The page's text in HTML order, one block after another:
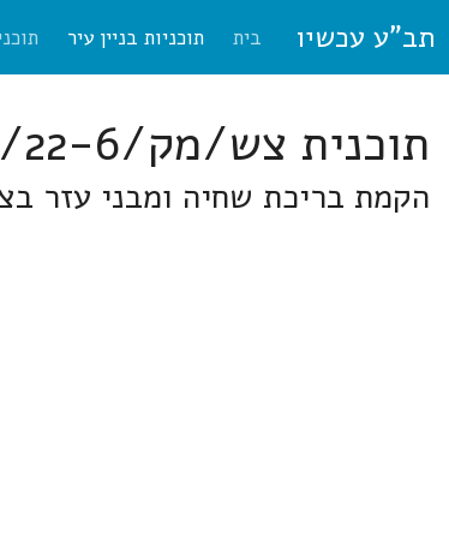
תב"ע עכשיו בית תוכניות בניין עיר
תוכנית צש/מק/26/22-6 לב השרון
הקמת בריכת שחיה ומבני עזר